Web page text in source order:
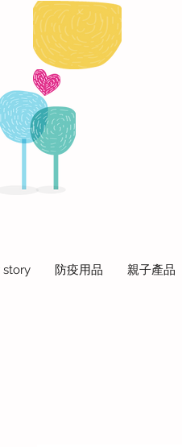
story 防疫用品 親子產品